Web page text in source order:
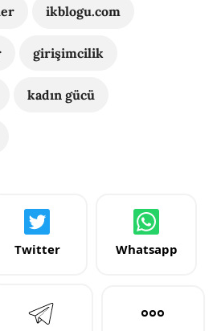
ikblogu.com
girişimcilik
kadın gücü
Twitter Whatsapp